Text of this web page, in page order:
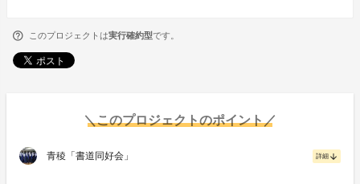
このプロジェクトは実行確約型です。
＼このプロジェクトのポイント／
青稜「書道同好会」 詳細 arrow_downward